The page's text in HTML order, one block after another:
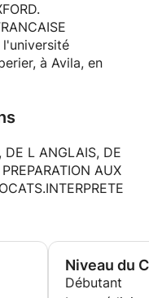
j'enseigne.
les chevaux les
century house. I
friendly,
put students at
oral expression
express
want to improve, I
level, your
I love cinema,
à Avila, en
DE L ANGLAIS, DE
AUX
Niveau du
Débutant